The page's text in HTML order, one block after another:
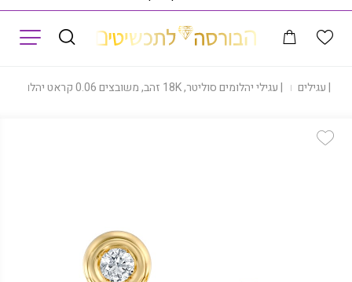
|עגילים |עגילי יהלומים סוליטר, 18K זהב, משובצים 0.06 קראט יהלומים, דגם EDC0NEW